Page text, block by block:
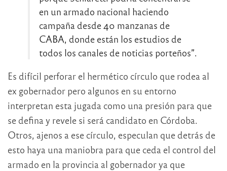
en un armado nacional haciendo
campaña desde 40 manzanas de
CABA, donde están los estudios de
todos los canales de noticias porteños”.
Es difícil perforar el hermético círculo que rodea al
ex gobernador pero algunos en su entorno
interpretan esta jugada como una presión para que
se defina y revele si será candidato en Córdoba.
Otros, ajenos a ese círculo, especulan que detrás de
esto haya una maniobra para que ceda el control del
armado en la provincia al gobernador ya que